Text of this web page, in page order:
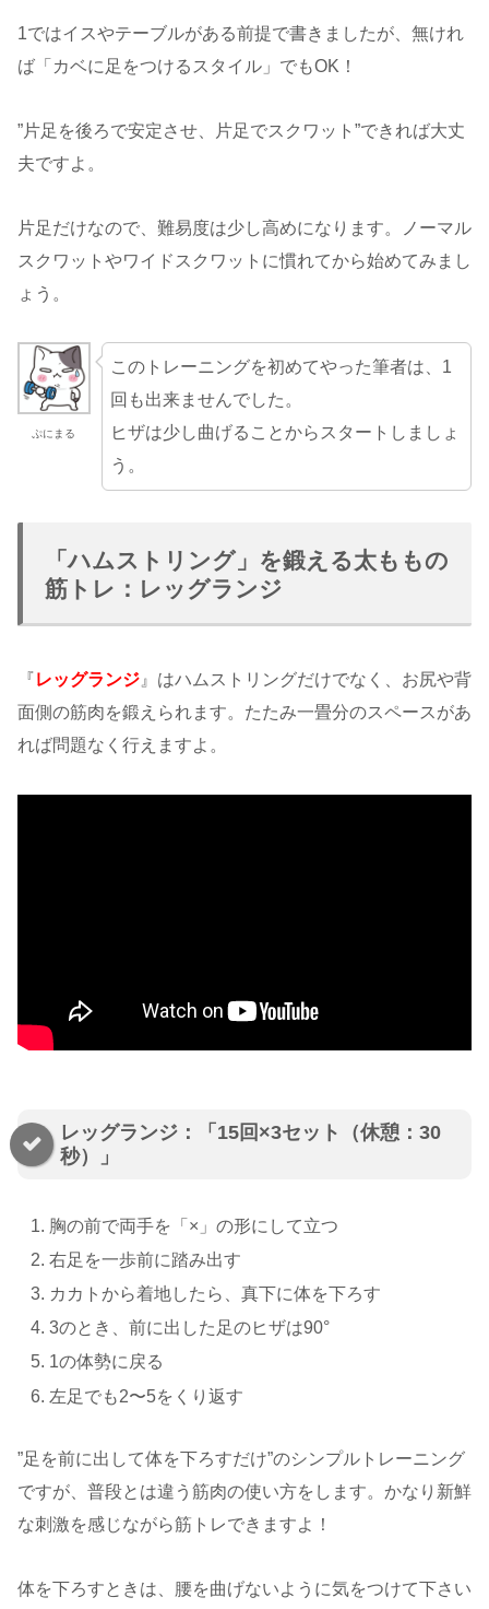
1ではイスやテーブルがある前提で書きましたが、無けれ
ば「カベに足をつけるスタイル」でもOK！
”片足を後ろで安定させ、片足でスクワット”できれば大丈
夫ですよ。
片足だけなので、難易度は少し高めになります。ノーマル
スクワットやワイドスクワットに慣れてから始めてみまし
ょう。
ぷにまる
このトレーニングを初めてやった筆者は、1
回も出来ませんでした。
ヒザは少し曲げることからスタートしましょ
う。
「ハムストリング」を鍛える太ももの
筋トレ：レッグランジ
『レッグランジ 』はハムストリングだけでなく、お尻や背
面側の筋肉を鍛えられます。たたみ一畳分のスペースがあ
れば問題なく行えますよ。
レッグランジ：「15回×3セット（休憩：30
秒）」
胸の前で両手を「×」の形にして立つ
右足を一歩前に踏み出す
カカトから着地したら、真下に体を下ろす
3のとき、前に出した足のヒザは90°
1の体勢に戻る
左足でも2〜5をくり返す
”足を前に出して体を下ろすだけ”のシンプルトレーニング
ですが、普段とは違う筋肉の使い方をします。かなり新鮮
な刺激を感じながら筋トレできますよ！
体を下ろすときは、腰を曲げないように気をつけて下さい